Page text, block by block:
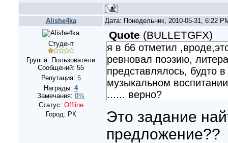
Alishe4ka Дата: Понедельник, 2010-05-31, 6:22
Студент
Группа: Пользователи
Сообщений: 55
Репутация: 5
Награды: 4
Замечания: 0%
Статус: Offline
Город: РК
Quote (BULLETGFX)
я в б6 отметил
ревновал поэзию,
представлялось, будто
музыкальном
...... верно?
Это задание
предложение??